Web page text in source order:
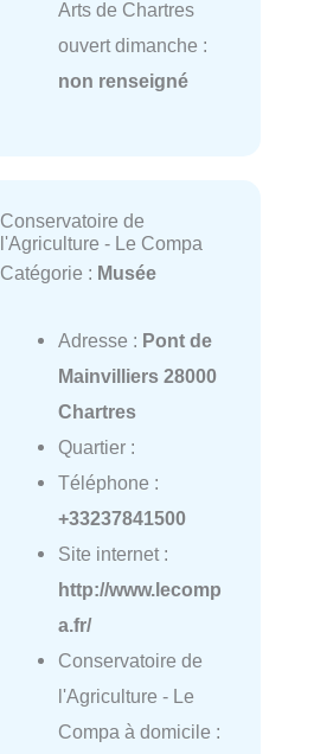
Arts de Chartres
ouvert dimanche :
non renseigné
Conservatoire de
l'Agriculture - Le Compa
Catégorie : Musée
Adresse : Pont de
Mainvilliers 28000
Chartres
Quartier :
Téléphone :
+33237841500
Site internet :
http://www.lecomp
a.fr/
Conservatoire de
l'Agriculture - Le
Compa à domicile :